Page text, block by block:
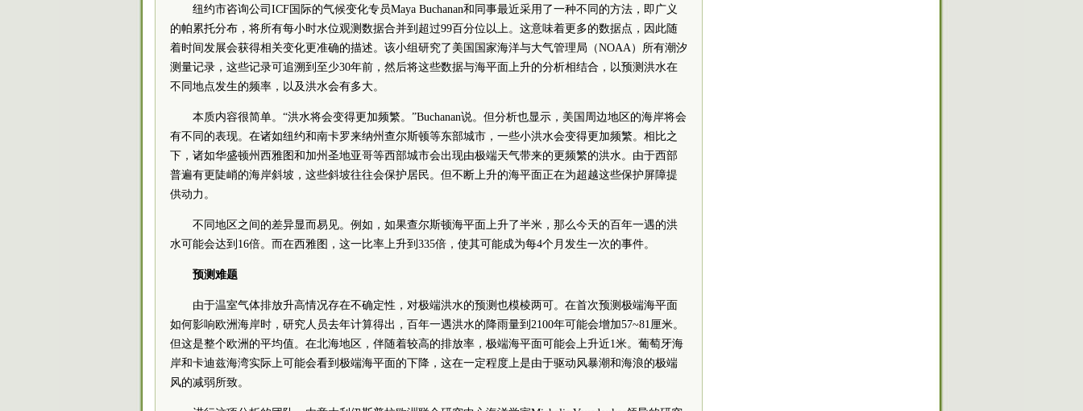
纽约市咨询公司ICF国际的气候变化专员Maya Buchanan和同事最近采用了一种不同的方法，即广义
的帕累托分布，将所有每小时水位观测数据合并到超过99百分位以上。这意味着更多的数据点，因此随
着时间发展会获得相关变化更准确的描述。该小组研究了美国国家海洋与大气管理局（NOAA）所有潮汐
测量记录，这些记录可追溯到至少30年前，然后将这些数据与海平面上升的分析相结合，以预测洪水在
不同地点发生的频率，以及洪水会有多大。
本质内容很简单。“洪水将会变得更加频繁。”Buchanan说。但分析也显示，美国周边地区的海岸将会
有不同的表现。在诸如纽约和南卡罗来纳州查尔斯顿等东部城市，一些小洪水会变得更加频繁。相比之
下，诸如华盛顿州西雅图和加州圣地亚哥等西部城市会出现由极端天气带来的更频繁的洪水。由于西部
普遍有更陡峭的海岸斜坡，这些斜坡往往会保护居民。但不断上升的海平面正在为超越这些保护屏障提
供动力。
不同地区之间的差异显而易见。例如，如果查尔斯顿海平面上升了半米，那么今天的百年一遇的洪
水可能会达到16倍。而在西雅图，这一比率上升到335倍，使其可能成为每4个月发生一次的事件。
预测难题
由于温室气体排放升高情况存在不确定性，对极端洪水的预测也模棱两可。在首次预测极端海平面
如何影响欧洲海岸时，研究人员去年计算得出，百年一遇洪水的降雨量到2100年可能会增加57~81厘米。
但这是整个欧洲的平均值。在北海地区，伴随着较高的排放率，极端海平面可能会上升近1米。葡萄牙海
岸和卡迪兹海湾实际上可能会看到极端海平面的下降，这在一定程度上是由于驱动风暴潮和海浪的极端
风的减弱所致。